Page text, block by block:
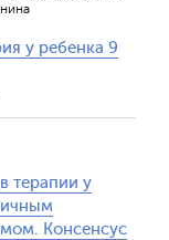
у ребенка 9
терапии у
Консенсус